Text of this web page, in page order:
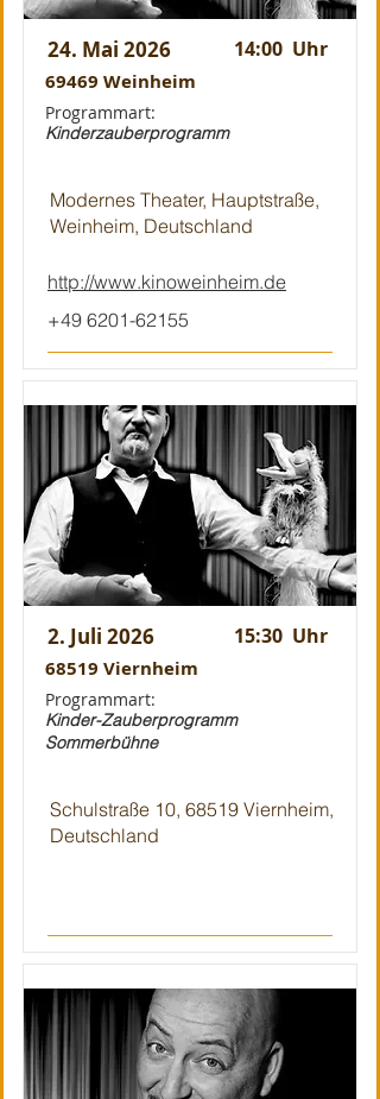
24. Mai 2026 14:00 Uhr
69469 Weinheim
Programmart:
Kinderzauberprogramm
Modernes Theater, Hauptstraße,
Weinheim, Deutschland
http://www.kinoweinheim.de
+49 6201-62155
2. Juli 2026 15:30 Uhr
68519 Viernheim
Programmart:
Kinder-Zauberprogramm
Sommerbühne
Schulstraße 10, 68519 Viernheim,
Deutschland